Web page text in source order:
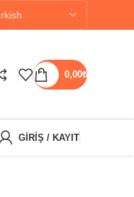
0,00₺
GIRIŞ / KAYIT